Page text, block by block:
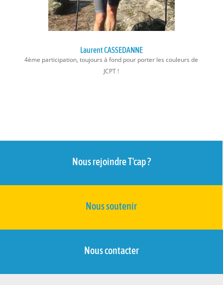
Laurent CASSEDANNE
4ème participation, toujours à fond pour porter les couleurs de
JCPT !
Nous rejoindre T'cap ?
Nous soutenir
Nous contacter